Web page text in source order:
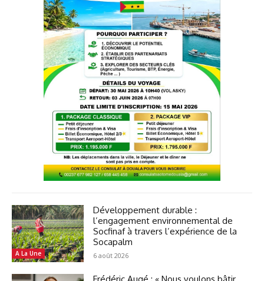
A La Une
Développement durable :
l’engagement environnemental de
Socfinaf à travers l’expérience de la
Socapalm
6 août 2026